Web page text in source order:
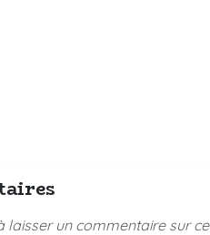
laisser un commentaire sur